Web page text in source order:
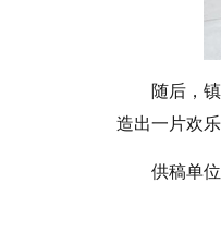
随后，
造出一片欢
供稿单